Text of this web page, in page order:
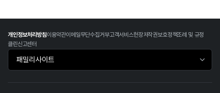
개인정보처리방침이용약관이메일무단수집거부고객서비스헌장저작권보호정책조례 및 규정
클린신고센터
패밀리사이트 바로가기